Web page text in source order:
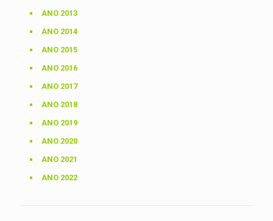
ANO 2013
ANO 2014
ANO 2015
ANO 2016
ANO 2017
ANO 2018
ANO 2019
ANO 2020
ANO 2021
ANO 2022